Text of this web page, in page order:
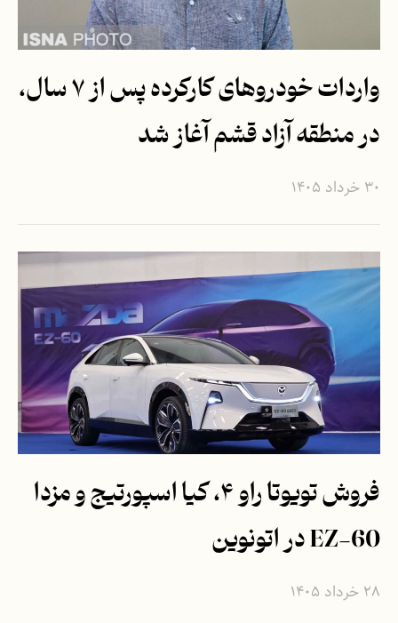
واردات خودروهای کارکرده پس از ۷ سال،
در منطقه آزاد قشم آغاز شد
۳۰ خرداد ۱۴۰۵
فروش تویوتا راو ۴، کیا اسپورتیج و مزدا
EZ-60 در اتونوین
۲۸ خرداد ۱۴۰۵